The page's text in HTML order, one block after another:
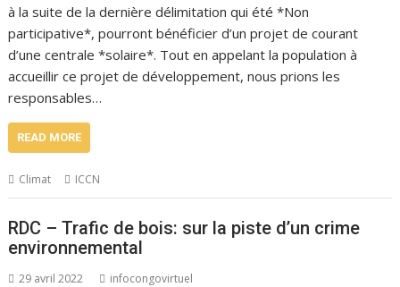
à la suite de la dernière délimitation qui été *Non
participative*, pourront bénéficier d’un projet de courant
d’une centrale *solaire*. Tout en appelant la population à
accueillir ce projet de développement, nous prions les
responsables…
READ MORE
Climat ICCN
RDC – Trafic de bois: sur la piste d’un crime
environnemental
29 avril 2022 infocongovirtuel